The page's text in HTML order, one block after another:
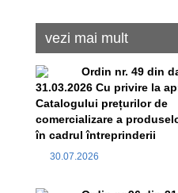
vezi mai mult
Ordin nr. 49 din
31.03.2026 Cu privire la
Catalogului prețurilor de
comercializare a
în cadrul întreprinderii
30.07.2026